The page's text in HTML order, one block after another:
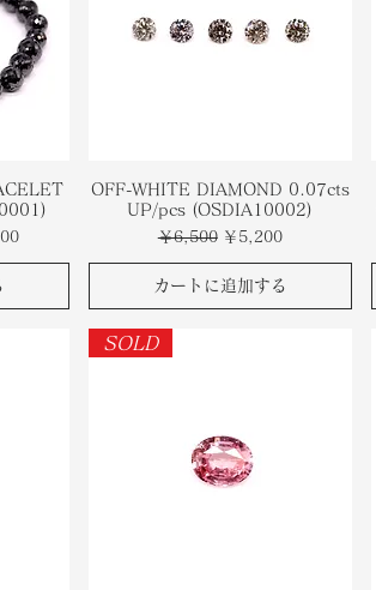
OFF-WHITE DIAMOND 0.07cts
UP/pcs (OSDIA10002)
通常価格
￥6,500 セール価格
￥5,200
カートに追加する
SOLD